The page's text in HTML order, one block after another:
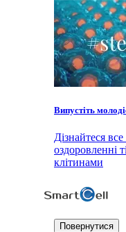
Випустіть
Дізнайтеся
оздоровленні
клітинами
Повернутися